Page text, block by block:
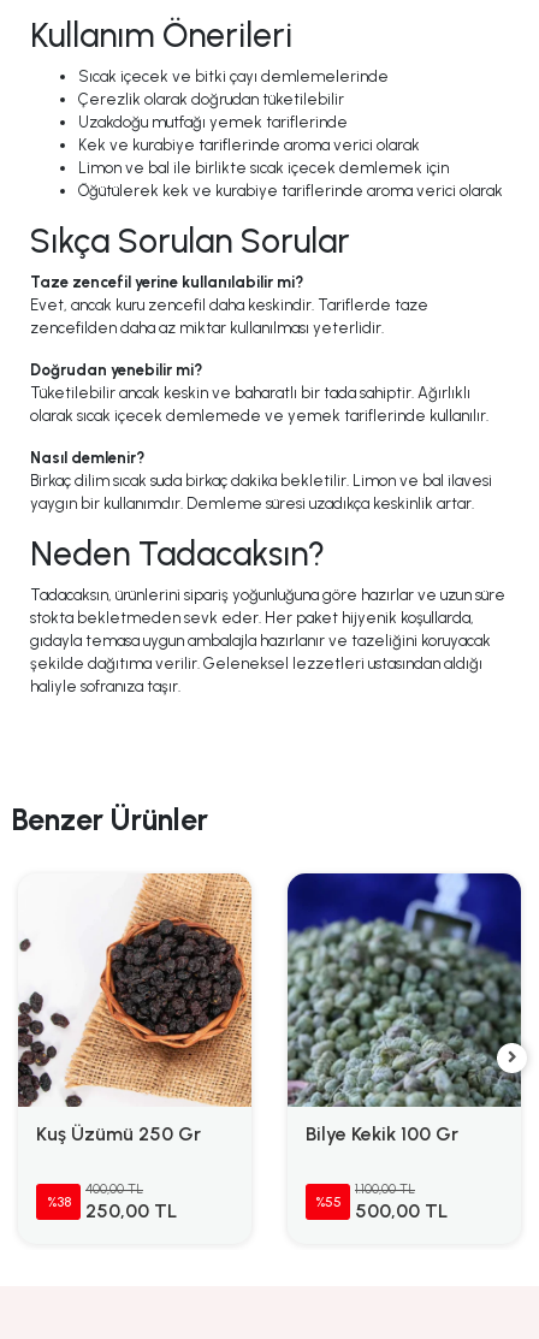
Kullanım Önerileri
Sıcak içecek ve bitki çayı demlemelerinde
Çerezlik olarak doğrudan tüketilebilir
Uzakdoğu mutfağı yemek tariflerinde
Kek ve kurabiye tariflerinde aroma verici olarak
Limon ve bal ile birlikte sıcak içecek demlemek için
Öğütülerek kek ve kurabiye tariflerinde aroma verici olarak
Sıkça Sorulan Sorular
Taze zencefil yerine kullanılabilir mi?
Evet, ancak kuru zencefil daha keskindir. Tariflerde taze
zencefilden daha az miktar kullanılması yeterlidir.
Doğrudan yenebilir mi?
Tüketilebilir ancak keskin ve baharatlı bir tada sahiptir. Ağırlıklı
olarak sıcak içecek demlemede ve yemek tariflerinde kullanılır.
Nasıl demlenir?
Birkaç dilim sıcak suda birkaç dakika bekletilir. Limon ve bal ilavesi
yaygın bir kullanımdır. Demleme süresi uzadıkça keskinlik artar.
Neden Tadacaksın?
Tadacaksın, ürünlerini sipariş yoğunluğuna göre hazırlar ve uzun süre
stokta bekletmeden sevk eder. Her paket hijyenik koşullarda,
gıdayla temasa uygun ambalajla hazırlanır ve tazeliğini koruyacak
şekilde dağıtıma verilir. Geleneksel lezzetleri ustasından aldığı
haliyle sofranıza taşır.
Benzer Ürünler
Kuş Üzümü 250 Gr
%38
400,00 TL
250,00 TL
Bilye Kekik 100 Gr
%55
1.100,00 TL
500,00 TL